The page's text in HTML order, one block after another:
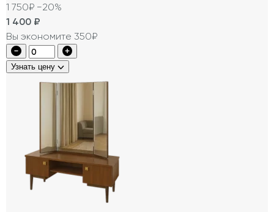
1 750₽ −20%
1 400 ₽
Вы экономите 350₽
Узнать цену